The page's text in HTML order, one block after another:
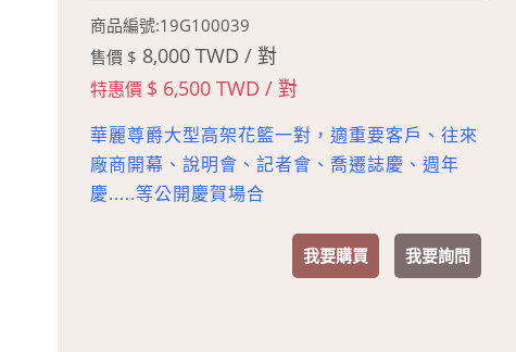
商品編號:19G100039
售價 $ 8,000 TWD / 對
特惠價 $ 6,500 TWD / 對
華麗尊爵大型高架花籃一對，適重要客戶、往來
廠商開幕、說明會、記者會、喬遷誌慶、週年
慶.....等公開慶賀場合
我要購買 我要詢問